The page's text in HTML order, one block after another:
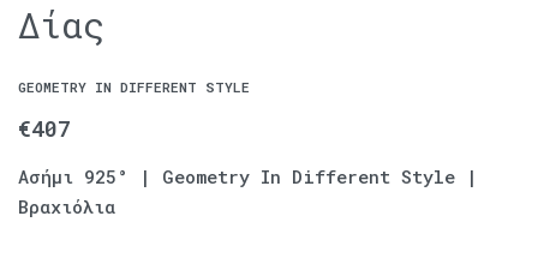
Δίας
GEOMETRY IN DIFFERENT STYLE
€407
Ασήμι 925° | Geometry In Different Style |
Βραχιόλια